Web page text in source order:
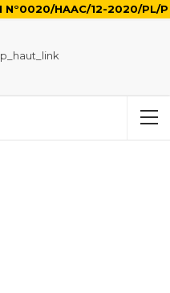
N°0020/HAAC/12-2020/PL/P